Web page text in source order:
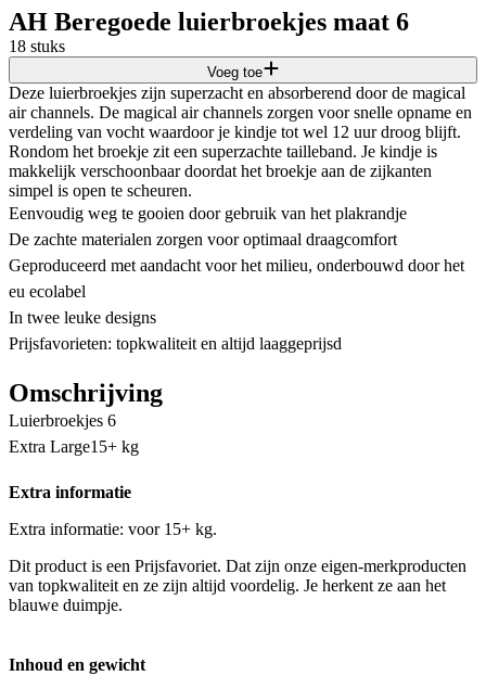
AH Beregoede luierbroekjes maat 6
18 stuks
Voeg toe
Deze luierbroekjes zijn superzacht en absorberend door de magical
air channels. De magical air channels zorgen voor snelle opname en
verdeling van vocht waardoor je kindje tot wel 12 uur droog blijft.
Rondom het broekje zit een superzachte tailleband. Je kindje is
makkelijk verschoonbaar doordat het broekje aan de zijkanten
simpel is open te scheuren.
Eenvoudig weg te gooien door gebruik van het plakrandje
De zachte materialen zorgen voor optimaal draagcomfort
Geproduceerd met aandacht voor het milieu, onderbouwd door het
eu ecolabel
In twee leuke designs
Prijsfavorieten: topkwaliteit en altijd laaggeprijsd
Omschrijving
Luierbroekjes 6
Extra Large15+ kg
Extra informatie
Extra informatie: voor 15+ kg.
Dit product is een Prijsfavoriet. Dat zijn onze eigen-merkproducten
van topkwaliteit en ze zijn altijd voordelig. Je herkent ze aan het
blauwe duimpje.
Inhoud en gewicht